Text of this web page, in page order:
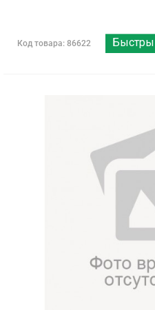
Код товара: 86622